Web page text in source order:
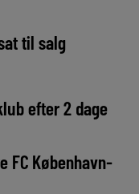
til salg
efter 2 dage
FC København-